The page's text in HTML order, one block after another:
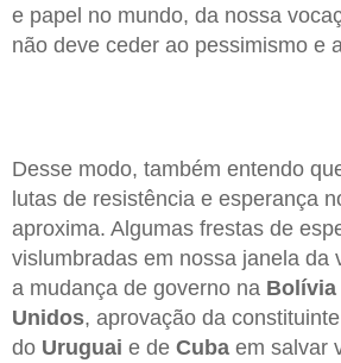
e papel no mundo, da nossa
não deve ceder ao pessimismo e
Desse modo, também entendo
lutas de resistência e esperança
aproxima. Algumas frestas de
vislumbradas em nossa janela da
a mudança de governo na Bolívia
Unidos, aprovação da
do Uruguai e de Cuba em salvar